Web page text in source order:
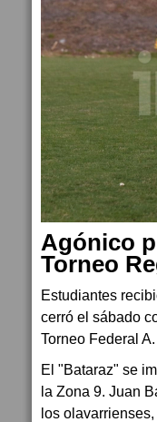
Agónico
Torneo
Estudiantes
cerró el sábado
Torneo Federal A.
El "Bataraz" se
la Zona 9. Juan
los